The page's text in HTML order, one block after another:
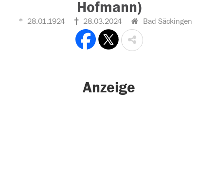
Hofmann)
28.01.1924 28.03.2024 Bad Säckingen
Anzeige